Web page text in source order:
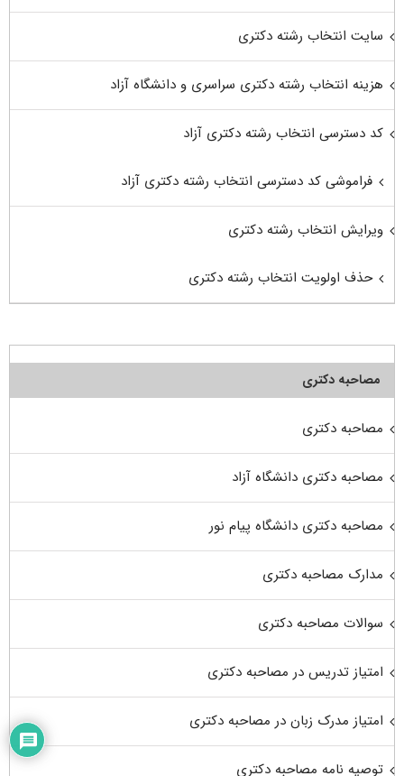
سایت انتخاب رشته دکتری
هزینه انتخاب رشته دکتری سراسری و دانشگاه آزاد
کد دسترسی انتخاب رشته دکتری آزاد
فراموشی کد دسترسی انتخاب رشته دکتری آزاد
ویرایش انتخاب رشته دکتری
حذف اولویت انتخاب رشته دکتری
مصاحبه دکتری
مصاحبه دکتری
مصاحبه دکتری دانشگاه آزاد
مصاحبه دکتری دانشگاه پیام نور
مدارک مصاحبه دکتری
سوالات مصاحبه دکتری
امتیاز تدریس در مصاحبه دکتری
امتیاز مدرک زبان در مصاحبه دکتری
توصیه نامه مصاحبه دکتری